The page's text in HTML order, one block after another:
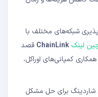
شبکه‌های مختلف با
لینک ChainLink قصد
کمپانی‌های اوراکل،
شاردینگ برای حل مشکل